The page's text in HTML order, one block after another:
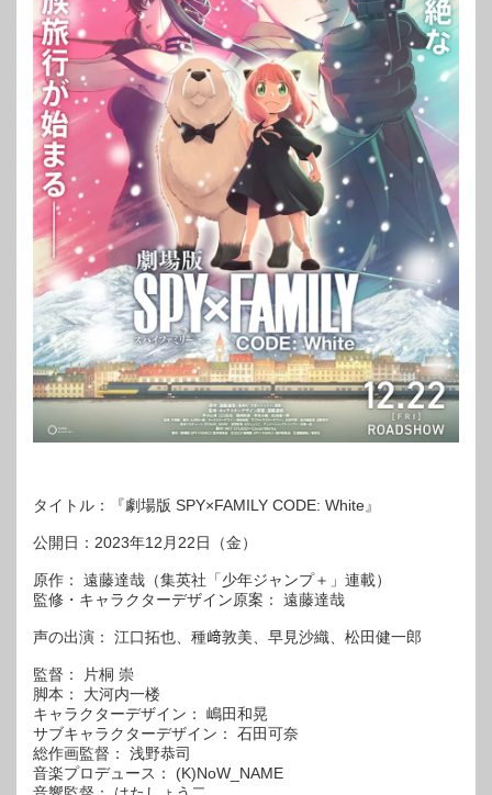
タイトル：『劇場版 SPY×FAMILY CODE: White』
公開日：2023年12月22日（金）
原作： 遠藤達哉（集英社「少年ジャンプ＋」連載）
監修・キャラクターデザイン原案： 遠藤達哉
声の出演： 江口拓也、種﨑敦美、早見沙織、松田健一郎
監督： 片桐 崇
脚本： 大河内一楼
キャラクターデザイン： 嶋田和晃
サブキャラクターデザイン： 石田可奈
総作画監督： 浅野恭司
音楽プロデュース： (K)NoW_NAME